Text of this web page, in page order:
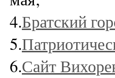
4.Братский
5.
6.Сайт